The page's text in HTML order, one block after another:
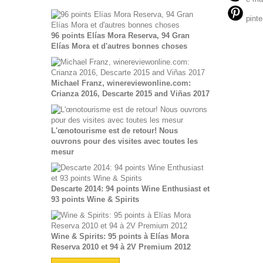
96 points Elías Mora Reserva, 94 Gran
Elías Mora et d'autres bonnes choses
Michael Franz, winereviewonline.com:
Crianza 2016, Descarte 2015 and Viñas 2017
L'œnotourisme est de retour! Nous
ouvrons pour des visites avec toutes les
mesur
Descarte 2014: 94 points Wine Enthusiast et
93 points Wine & Spirits
Wine & Spirits: 95 points à Elías Mora
Reserva 2010 et 94 à 2V Premium 2012